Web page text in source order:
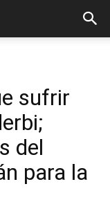
sufrir
del
para la